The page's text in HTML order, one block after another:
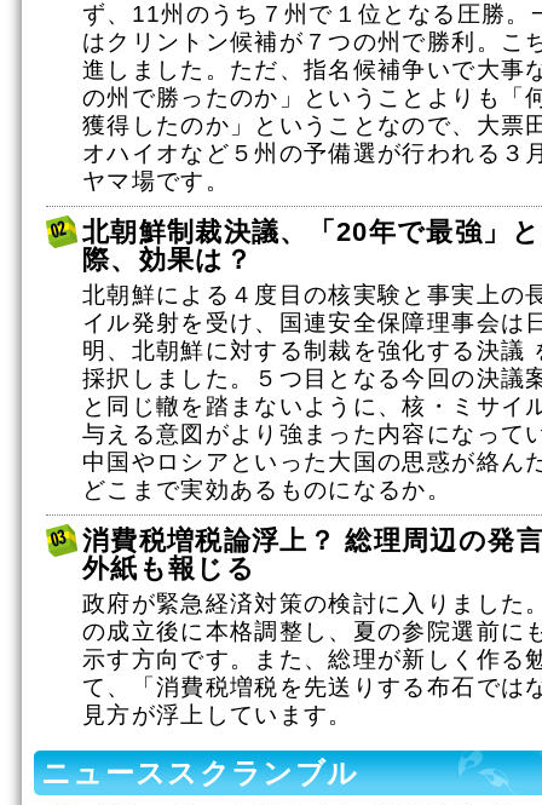
ず、11州のうち７州で１位となる圧勝。
はクリントン候補が７つの州で勝利。こ
進しました。ただ、指名候補争いで大事
の州で勝ったのか」ということよりも「
獲得したのか」ということなので、大票
オハイオなど５州の予備選が行われる３
ヤマ場です。
北朝鮮制裁決議、「20年で最強」
際、効果は？
北朝鮮による４度目の核実験と事実上の
イル発射を受け、国連安全保障理事会は
明、北朝鮮に対する制裁を強化する決議
採択しました。５つ目となる今回の決議
と同じ轍を踏まないように、核・ミサイ
与える意図がより強まった内容になって
中国やロシアといった大国の思惑が絡ん
どこまで実効あるものになるか。
消費税増税論浮上？ 総理周辺の発
外紙も報じる
政府が緊急経済対策の検討に入りました
の成立後に本格調整し、夏の参院選前に
示す方向です。また、総理が新しく作る
て、「消費税増税を先送りする布石では
見方が浮上しています。
ニューススクランブル